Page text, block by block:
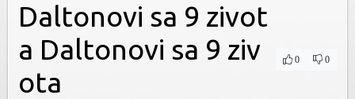
Daltonovi sa 9 zivot
a Daltonovi sa 9 ziv
ota
0 0